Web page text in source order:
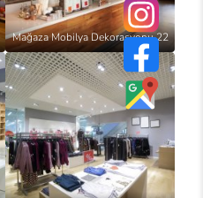
Mağaza Mobilya Dekorasyonu 22